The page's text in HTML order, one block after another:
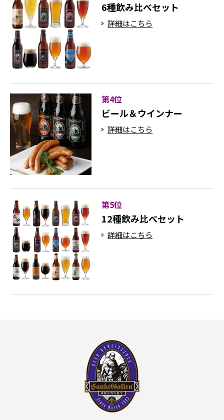
6種飲み比べセット
詳細はこちら
第4位
ビール＆ウインナー
詳細はこちら
第5位
12種飲み比べセット
詳細はこちら